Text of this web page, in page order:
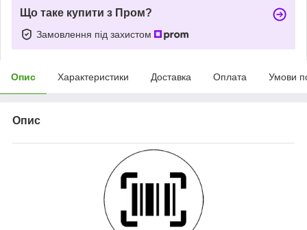
Що таке купити з Пром?
Замовлення під захистом
Опис Характеристики Доставка Оплата Умови
Опис